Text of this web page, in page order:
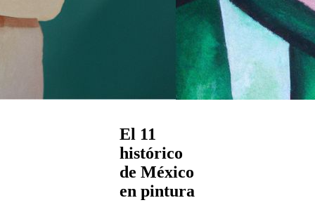
El 11
histórico
de México
en pintura